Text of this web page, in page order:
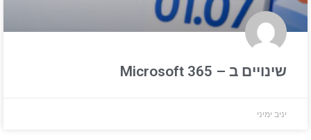
שינויים ב – Microsoft 365
יניב ימיני